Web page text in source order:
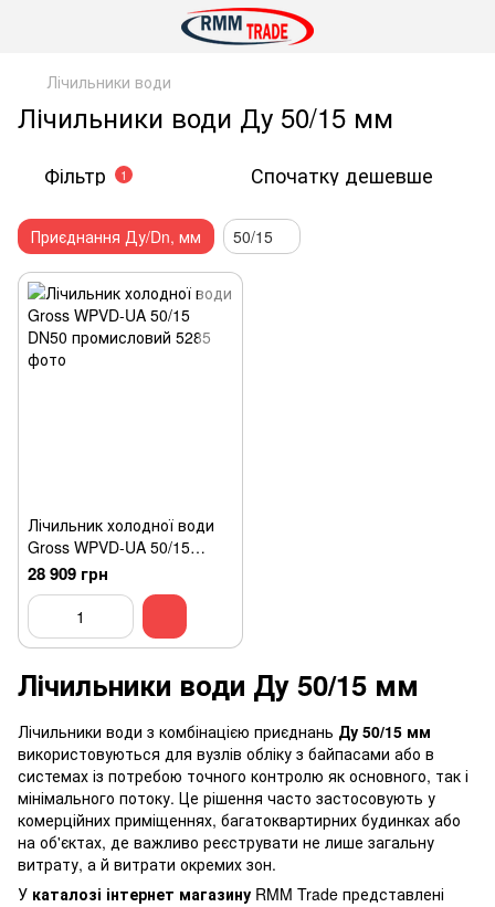
Лічильники води
Лічильники води Ду 50/15 мм
Фільтр 1 Спочатку дешевше
Приєднання Ду/Dn, мм 50/15
Лічильник холодної води
Gross WPVD-UA 50/15
DN50 промисловий
28 909 грн
Лічильники води Ду 50/15 мм
Лічильники води з комбінацією приєднань Ду 50/15 мм
використовуються для вузлів обліку з байпасами або в
системах із потребою точного контролю як основного, так і
мінімального потоку. Це рішення часто застосовують у
комерційних приміщеннях, багатоквартирних будинках або
на об'єктах, де важливо реєструвати не лише загальну
витрату, а й витрати окремих зон.
У каталозі інтернет магазину RMM Trade представлені